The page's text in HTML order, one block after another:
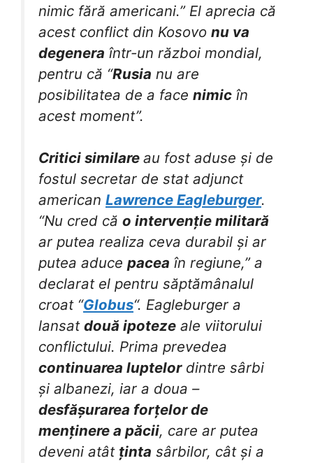
nimic fără americani.” El aprecia că
acest conflict din Kosovo nu va
degenera într-un război mondial,
pentru că “Rusia nu are
posibilitatea de a face nimic în
acest moment”.
Critici similare au fost aduse și de
fostul secretar de stat adjunct
american Lawrence Eagleburger.
“Nu cred că o intervenție militară
ar putea realiza ceva durabil și ar
putea aduce pacea în regiune,” a
declarat el pentru săptămânalul
croat “Globus“. Eagleburger a
lansat două ipoteze ale viitorului
conflictului. Prima prevedea
continuarea luptelordintre sârbi
și albanezi, iar a doua –
desfășurarea forțelor de
menținere a păcii, care ar putea
deveni atât ținta sârbilor, cât și a